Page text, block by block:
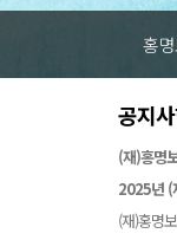
홍
공지
(재)홍명
2025년 (
(재)홍명